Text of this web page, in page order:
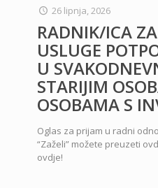
26 lipnja, 2026
RADNIK/ICA
USLUGE
U
STARIJIM
OSOBAMA S
Oglas za prijam u radni
“Zaželi” možete preuzeti
ovdje!